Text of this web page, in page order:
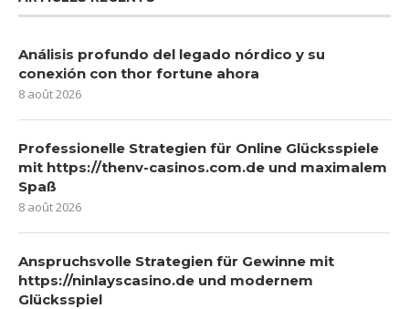
Análisis profundo del legado nórdico y su
conexión con thor fortune ahora
8 août 2026
Professionelle Strategien für Online Glücksspiele
mit https://thenv-casinos.com.de und maximalem
Spaß
8 août 2026
Anspruchsvolle Strategien für Gewinne mit
https://ninlayscasino.de und modernem
Glücksspiel